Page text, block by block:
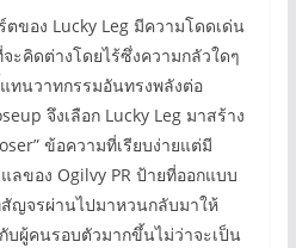
ของ Lucky Leg มีความโดดเด่น
ะคิดต่างโดยไร้ซึ่งความกลัวใดๆ
ทนวาทกรรมอันทรงพลังต่อ
จึงเลือก Lucky Leg มาสร้าง
ข้อความที่เรียบง่ายแต่มี
ของ Ogilvy PR ป้ายที่ออกแบบ
ญจรผ่านไปมาหวนกลับมาให้
ผู้คนรอบตัวมากขึ้นไม่ว่าจะเป็น